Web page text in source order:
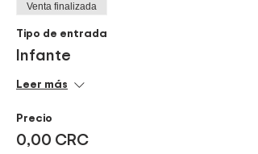
Venta finalizada
Tipo de entrada
Infante
Leer más
Precio
0,00 CRC